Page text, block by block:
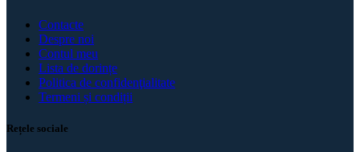
Contacte
Despre noi
Contul meu
Lista de dorințe
Politica de confidenţialitate
Termeni și condiții
Rețele sociale